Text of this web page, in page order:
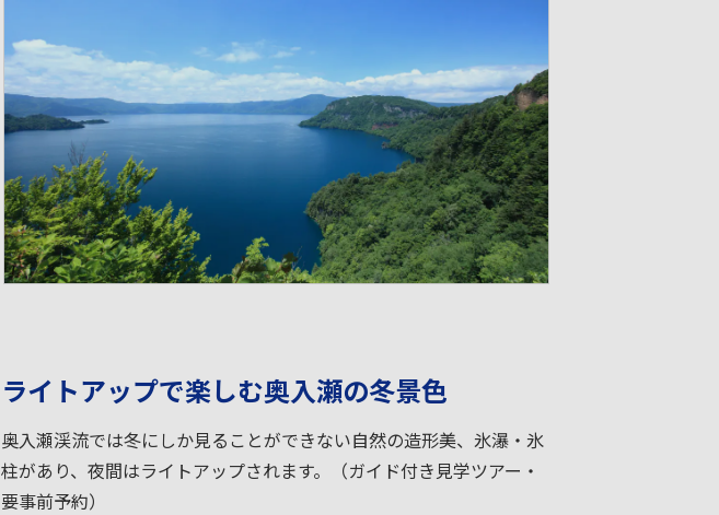
ライトアップで楽しむ奥入瀬の冬景色
奥入瀬渓流では冬にしか見ることができない自然の造形美、氷瀑・氷
柱があり、夜間はライトアップされます。（ガイド付き見学ツアー・
要事前予約）